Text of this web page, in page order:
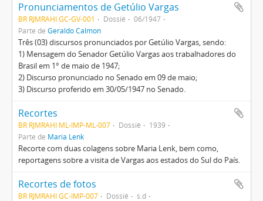
Pronunciamentos de Getúlio Vargas
BR RJMRAHI GC-GV-001 Dossiê
06/1947
Parte de Geraldo Calmon
Três (03) discursos pronunciados por Getúlio Vargas, sendo:
1) Mensagem do Senador Getúlio Vargas aos trabalhadores do
Brasil em 1° de maio de 1947;
2) Discurso pronunciado no Senado em 09 de maio;
3) Discurso proferido em 30/05/1947 no Senado.
Recortes
BR RJMRAHI ML-IMP-ML-007 Dossiê
1939
Parte de Maria Lenk
Recorte com duas colagens sobre Maria Lenk, bem como,
reportagens sobre a visita de Vargas aos estados do Sul do País.
Recortes de fotos
BR RJMRAHI GC-IMP-007 Dossiê
s.d